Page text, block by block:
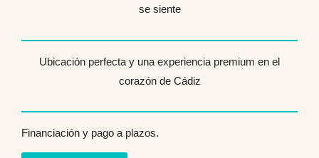
se siente
Ubicación perfecta y una experiencia premium en el
corazón de Cádiz
Financiación y pago a plazos.